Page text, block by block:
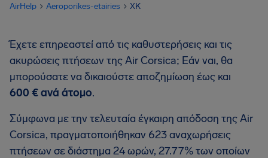
AirHelp Aeroporikes-etairies XK
Έχετε επηρεαστεί από τις καθυστερήσεις και τις
ακυρώσεις πτήσεων της Air Corsica; Εάν ναι, θα
μπορούσατε να δικαιούστε αποζημίωση έως και
600 €ανά άτομο.
Σύμφωνα με την τελευταία έγκαιρη απόδοση της Air
Corsica, πραγματοποιήθηκαν 623 αναχωρήσεις
πτήσεων σε διάστημα 24 ωρών, 27.77% των οποίων